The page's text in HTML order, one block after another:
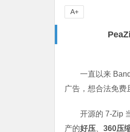
一直以来
广告，想合法免费
开源的 7-Zip
产的好压 360压
A+